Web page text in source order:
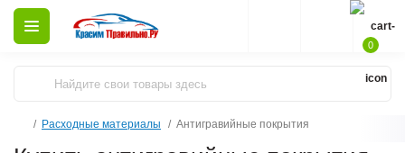
0
Расходные материалы Антигравийные покрытия